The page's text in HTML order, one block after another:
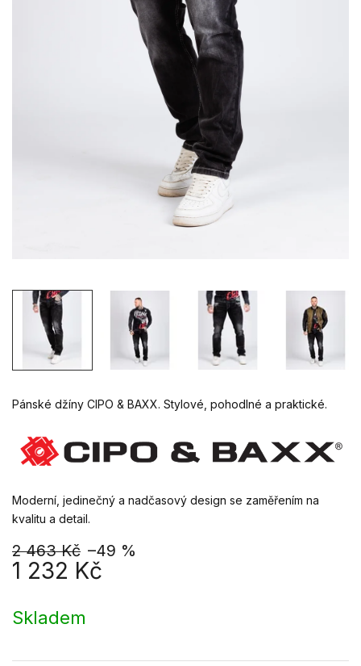
2 463 Kč –49 %
1 232 Kč
cena:
Skladem
Pánské džíny CIPO & BAXX. Stylové, pohodlné a praktické.
Moderní, jedinečný a nadčasový design se zaměřením na
kvalitu a detail.